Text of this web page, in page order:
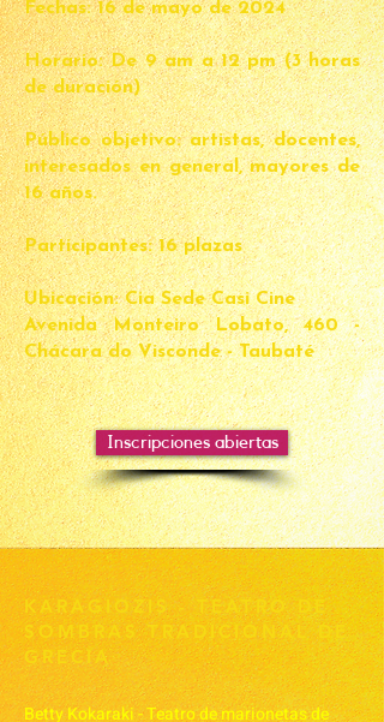
Fechas: 16 de mayo de 2024
Horario: De 9 am a 12 pm (3 horas
de duración)
Público objetivo: artistas, docentes,
interesados en general, mayores de
16 años.
Participantes: 16 plazas
Ubicación:Cia Sede Casi Cine
Avenida Monteiro Lobato, 460 -
Chácara do Visconde - Taubaté
Inscripciones abiertas
KARAGIOZIS - TEATRO DE
SOMBRAS TRADICIONAL DE
GRECIA
Betty Kokaraki - Teatro de marionetas de